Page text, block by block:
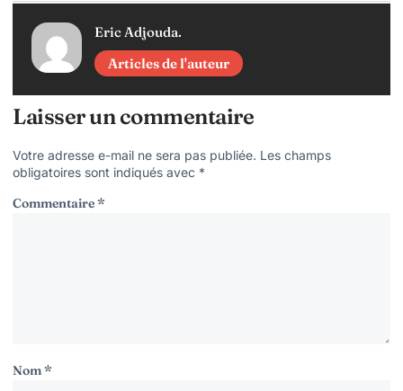
Eric Adjouda.
Articles de l'auteur
Laisser un commentaire
Votre adresse e-mail ne sera pas publiée. Les champs
obligatoires sont indiqués avec *
Commentaire*
Nom*